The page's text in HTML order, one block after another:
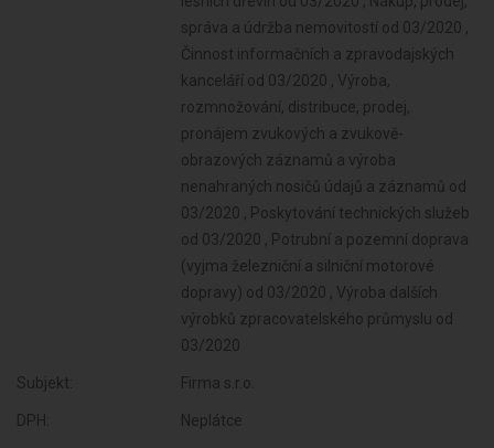
Subjekt: Firma s.r.o.
DPH: Neplátce